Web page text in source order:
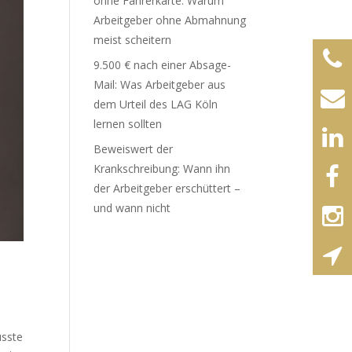
Arbeitgeber ohne Abmahnung
meist scheitern
9.500 € nach einer Absage-
Mail: Was Arbeitgeber aus
dem Urteil des LAG Köln
lernen sollten
Beweiswert der
Krankschreibung: Wann ihn
der Arbeitgeber erschüttert –
und wann nicht